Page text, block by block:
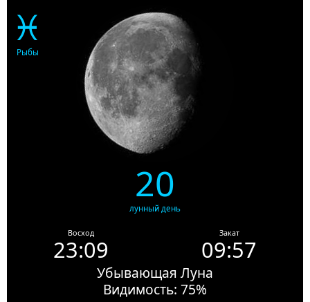
♓
Рыбы
20
лунный день
Восход
23:09
Закат
09:57
Убывающая Луна
Видимость: 75%